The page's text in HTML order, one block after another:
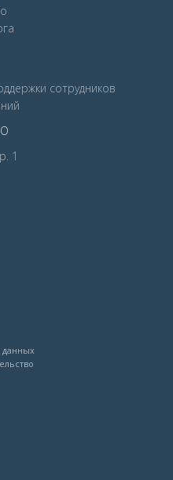
сотрудников
1
данных